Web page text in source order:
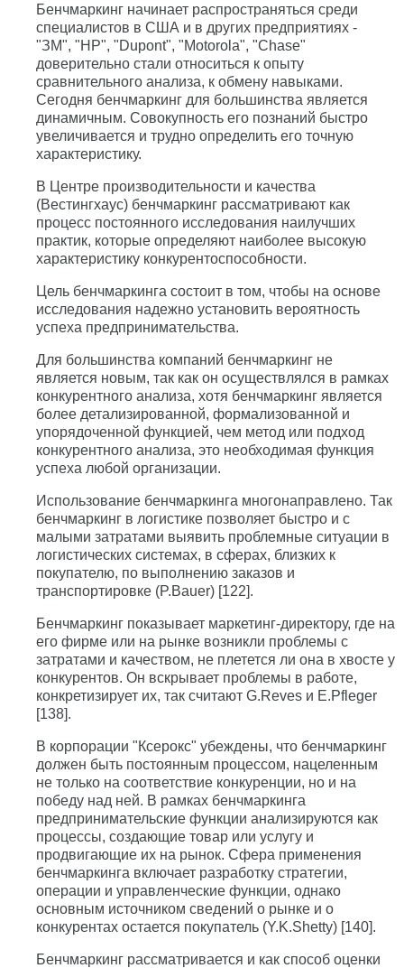
Бенчмаркинг начинает распространяться среди
специалистов в США и в других предприятиях -
"ЗМ", "НР", "Dupont", "Motorola", "Chase"
доверительно стали относиться к опыту
сравнительного анализа, к обмену навыками.
Сегодня бенчмаркинг для большинства является
динамичным. Совокупность его познаний быстро
увеличивается и трудно определить его точную
характеристику.
В Центре производительности и качества
(Becтингхаус) бенчмаркинг рассматривают как
процесс постоянного исследования наилучших
практик, которые определяют наиболее высокую
характеристику конкурентоспособности.
Цель бенчмаркинга состоит в том, чтобы на основе
исследования надежно установить вероятность
успеха предпринимательства.
Для большинства компаний бенчмаркинг не
является новым, так как он осуществлялся в рамках
конкурентного анализа, хотя бенчмаркинг является
более детализированной, формализованной и
упорядоченной функцией, чем метод или подход
конкурентного анализа, это необходимая функция
успеха любой организации.
Использование бенчмаркинга многонаправлено. Так
бенчмаркинг в логистике позволяет быстро и с
малыми затратами выявить проблемные ситуации в
логистических системах, в сферах, близких к
покупателю, по выполнению заказов и
транспортировке (P.Bauer) [122].
Бенчмаркинг показывает маркетинг-директору, где на
его фирме или на рынке возникли проблемы с
затратами и качеством, не плетется ли она в хвосте у
конкурентов. Он вскрывает проблемы в работе,
конкретизирует их, так считают G.Reves и E.Pfleger
[138].
В корпорации "Ксерокс" убеждены, что бенчмаркинг
должен быть постоянным процессом, нацеленным
не только на соответствие конкуренции, но и на
победу над ней. В рамках бенчмаркинга
предпринимательские функции анализируются как
процессы, создающие товар или услугу и
продвигающие их на рынок. Сфера применения
бенчмаркинга включает разработку стратегии,
операции и управленческие функции, однако
основным источником сведений о рынке и о
конкурентах остается покупатель (Y.K.Shetty) [140].
Бенчмаркинг рассматривается и как способ оценки